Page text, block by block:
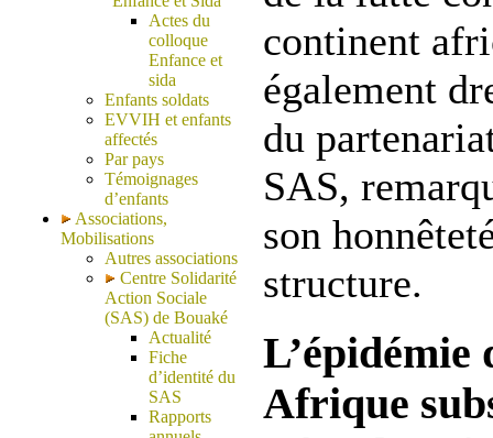
Actes du
colloque
Enfance et
sida
Enfants soldats
EVVIH et enfants
affectés
Par pays
Témoignages
d’enfants
Associations,
Mobilisations
Autres associations
Centre Solidarité
Action Sociale
(SAS) de Bouaké
Actualité
Fiche
d’identité du
SAS
Rapports
continent
également
du
SAS,
son
structure.
L’épidémie
Afrique